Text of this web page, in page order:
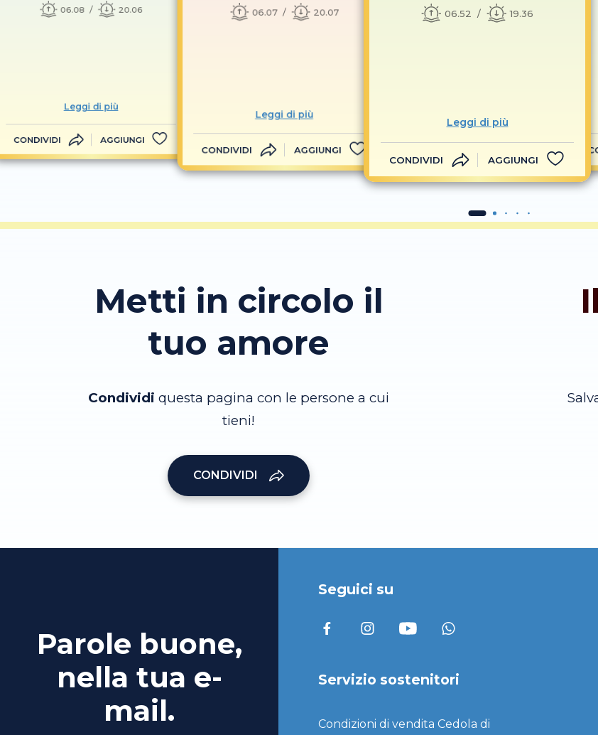
06.08 20.06
Leggi di più
CONDIVIDI AGGIUNGI
06.07 20.07
Leggi di più
CONDIVIDI AGGIUNGI
06.52 19.36
Leggi di più
CONDIVIDI AGGIUNGI
Metti in circolo il
tuo amore
Condividi questa pagina con le persone a cui
tieni!
CONDIVIDI
Parole buone,
nella tua e-
mail.
Seguici su
Servizio sostenitori
Condizioni di vendita Cedola di